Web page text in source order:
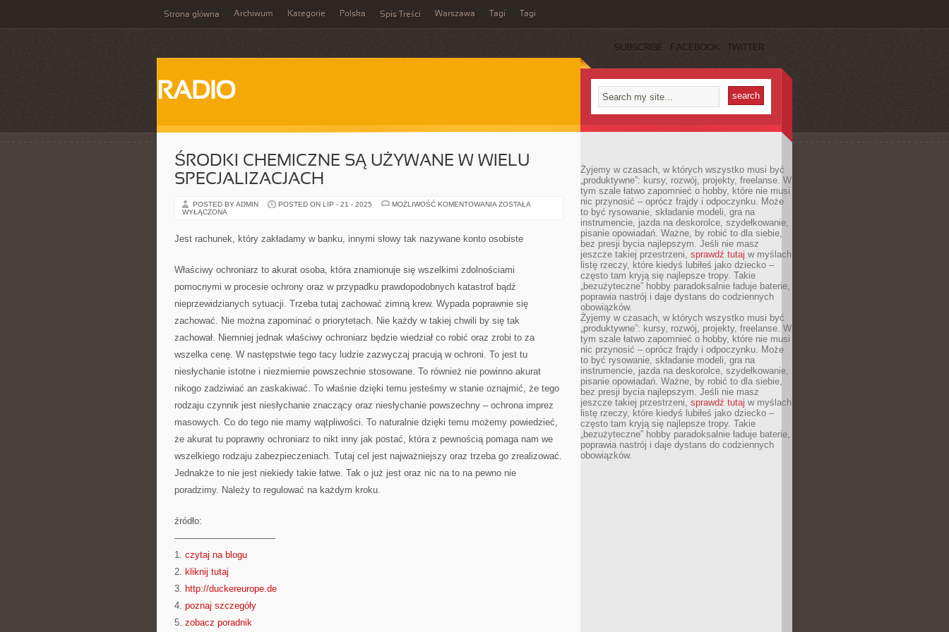
Strona główna Archiwum Kategorie Polska Spis Treści Warszawa Tagi Tagi
SUBSCRIBE FACEBOOK TWITTER
RADIO
ŚRODKI CHEMICZNE SĄ UŻYWANE W WIELU
SPECJALIZACJACH
POSTED BY ADMIN POSTED ON LIP - 21 - 2025 MOŻLIWOŚĆ KOMENTOWANIA ŚRODKI
WIELU
ZOSTAŁA
WYŁĄCZONA
Jest rachunek, który zakładamy w banku, innymi słowy tak nazywane konto osobiste
Właściwy ochroniarz to akurat osoba, która znamionuje się wszelkimi zdolnościami
pomocnymi w procesie ochrony oraz w przypadku prawdopodobnych katastrof bądź
nieprzewidzianych sytuacji. Trzeba tutaj zachować zimną krew. Wypada poprawnie się
zachować. Nie można zapominać o priorytetach. Nie każdy w takiej chwili by się tak
zachował. Niemniej jednak właściwy ochroniarz będzie wiedział co robić oraz zrobi to za
wszelka cenę. W następstwie tego tacy ludzie zazwyczaj pracują w ochroni. To jest tu
niesłychanie istotne i niezmiernie powszechnie stosowane. To również nie powinno akurat
nikogo zadziwiać an zaskakiwać. To właśnie dzięki temu jesteśmy w stanie oznajmić, że tego
rodzaju czynnik jest niesłychanie znaczący oraz niesłychanie powszechny – ochrona imprez
masowych. Co do tego nie mamy wątpliwości. To naturalnie dzięki temu możemy powiedzieć,
że akurat tu poprawny ochroniarz to nikt inny jak postać, która z pewnością pomaga nam we
wszelkiego rodzaju zabezpieczeniach. Tutaj cel jest najważniejszy oraz trzeba go zrealizować.
Jednakże to nie jest niekiedy takie łatwe. Tak o już jest oraz nic na to na pewno nie
poradzimy. Należy to regulować na każdym kroku.
źródło:
———————————
1. czytaj na blogu
2. kliknij tutaj
3. http://duckereurope.de
4. poznaj szczegóły
5. zobacz poradnik
Żyjemy w czasach, w których wszystko musi być
„produktywne”: kursy, rozwój, projekty, freelanse. W
tym szale łatwo zapomnieć o hobby, które nie musi
nic przynosić – oprócz frajdy i odpoczynku. Może
to być rysowanie, składanie modeli, gra na
instrumencie, jazda na deskorolce, szydełkowanie,
pisanie opowiadań. Ważne, by robić to dla siebie,
bez presji bycia najlepszym. Jeśli nie masz
jeszcze takiej przestrzeni, sprawdź tutaj w myślach
listę rzeczy, które kiedyś lubiłeś jako dziecko –
często tam kryją się najlepsze tropy. Takie
„bezużyteczne” hobby paradoksalnie ładuje baterie,
poprawia nastrój i daje dystans do codziennych
obowiązków.
Żyjemy w czasach, w których wszystko musi być
„produktywne”: kursy, rozwój, projekty, freelanse. W
tym szale łatwo zapomnieć o hobby, które nie musi
nic przynosić – oprócz frajdy i odpoczynku. Może
to być rysowanie, składanie modeli, gra na
instrumencie, jazda na deskorolce, szydełkowanie,
pisanie opowiadań. Ważne, by robić to dla siebie,
bez presji bycia najlepszym. Jeśli nie masz
jeszcze takiej przestrzeni, sprawdź tutaj w myślach
listę rzeczy, które kiedyś lubiłeś jako dziecko –
często tam kryją się najlepsze tropy. Takie
„bezużyteczne” hobby paradoksalnie ładuje baterie,
poprawia nastrój i daje dystans do codziennych
obowiązków.